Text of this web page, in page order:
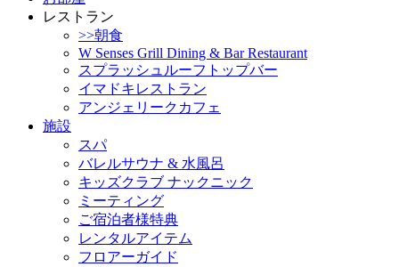
レストラン
>>朝食
W Senses Grill Dining & Bar Restaurant
スプラッシュルーフトップバー
イマドキレストラン
アンジェリークカフェ
施設
スパ
バレルサウナ & 水風呂
キッズクラブ ナックニック
ミーティング
ご宿泊者様特典
レンタルアイテム
フロアーガイド